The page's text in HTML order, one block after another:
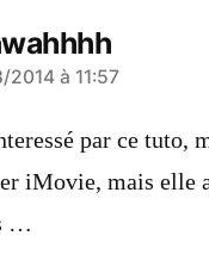
à 11:57
par ce tuto,
iMovie, mais elle
…